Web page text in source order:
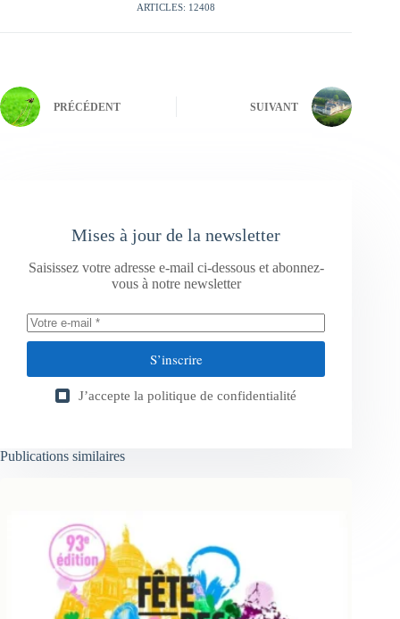
ARTICLES: 12408
PRÉCÉDENT SUIVANT
Mises à jour de la newsletter
Saisissez votre adresse e-mail ci-dessous et abonnez-
vous à notre newsletter
S’inscrire
J’accepte la politique de confidentialité
Publications similaires